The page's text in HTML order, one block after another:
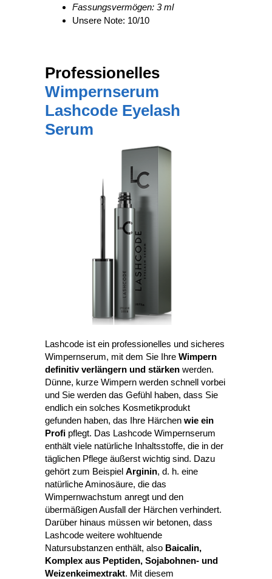
Fassungsvermögen: 3 ml
Unsere Note: 10/10
Professionelles
Wimpernserum
Lashcode Eyelash
Serum
Lashcode ist ein professionelles und sicheres
Wimpernserum, mit dem Sie Ihre Wimpern
definitiv verlängern und stärken werden.
Dünne, kurze Wimpern werden schnell vorbei
und Sie werden das Gefühl haben, dass Sie
endlich ein solches Kosmetikprodukt
gefunden haben, das Ihre Härchen wie ein
Profi pflegt. Das Lashcode Wimpernserum
enthält viele natürliche Inhaltsstoffe, die in der
täglichen Pflege äußerst wichtig sind. Dazu
gehört zum Beispiel Arginin, d. h. eine
natürliche Aminosäure, die das
Wimpernwachstum anregt und den
übermäßigen Ausfall der Härchen verhindert.
Darüber hinaus müssen wir betonen, dass
Lashcode weitere wohltuende
Natursubstanzen enthält, also Baicalin,
Komplex aus Peptiden, Sojabohnen- und
Weizenkeimextrakt. Mit diesem